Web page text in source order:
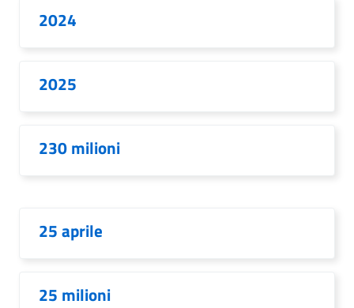
2024
2025
230 milioni
25 aprile
25 milioni